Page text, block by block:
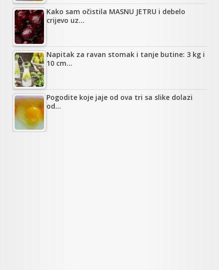
Kako sam očistila MASNU JETRU i debelo
crijevo uz…
Napitak za ravan stomak i tanje butine: 3 kg i
10 cm…
Pogodite koje jaje od ova tri sa slike dolazi
od…